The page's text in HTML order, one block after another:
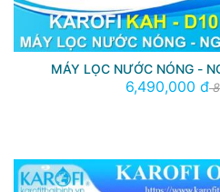
MÁY LỌC NƯỚC NÓNG -
6,490,000 đ